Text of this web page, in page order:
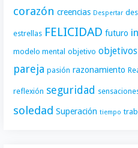
corazón creencias Despertar
estrellas FELICIDAD futuro
modelo mental objetivo objetivos
pareja pasión razonamiento
reflexión seguridad
soledad Superación tiempo